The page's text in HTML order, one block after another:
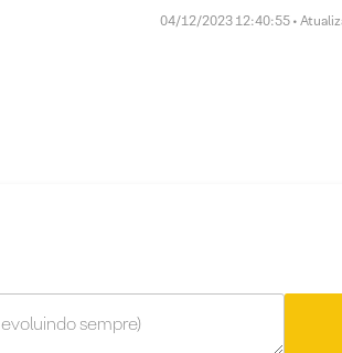
04/12/2023 12:40:55 •